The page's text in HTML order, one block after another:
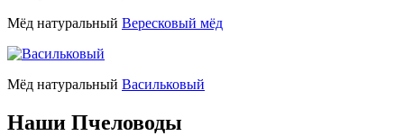
Мёд натуральный Вересковый мёд
Мёд натуральный Васильковый
Наши Пчеловоды